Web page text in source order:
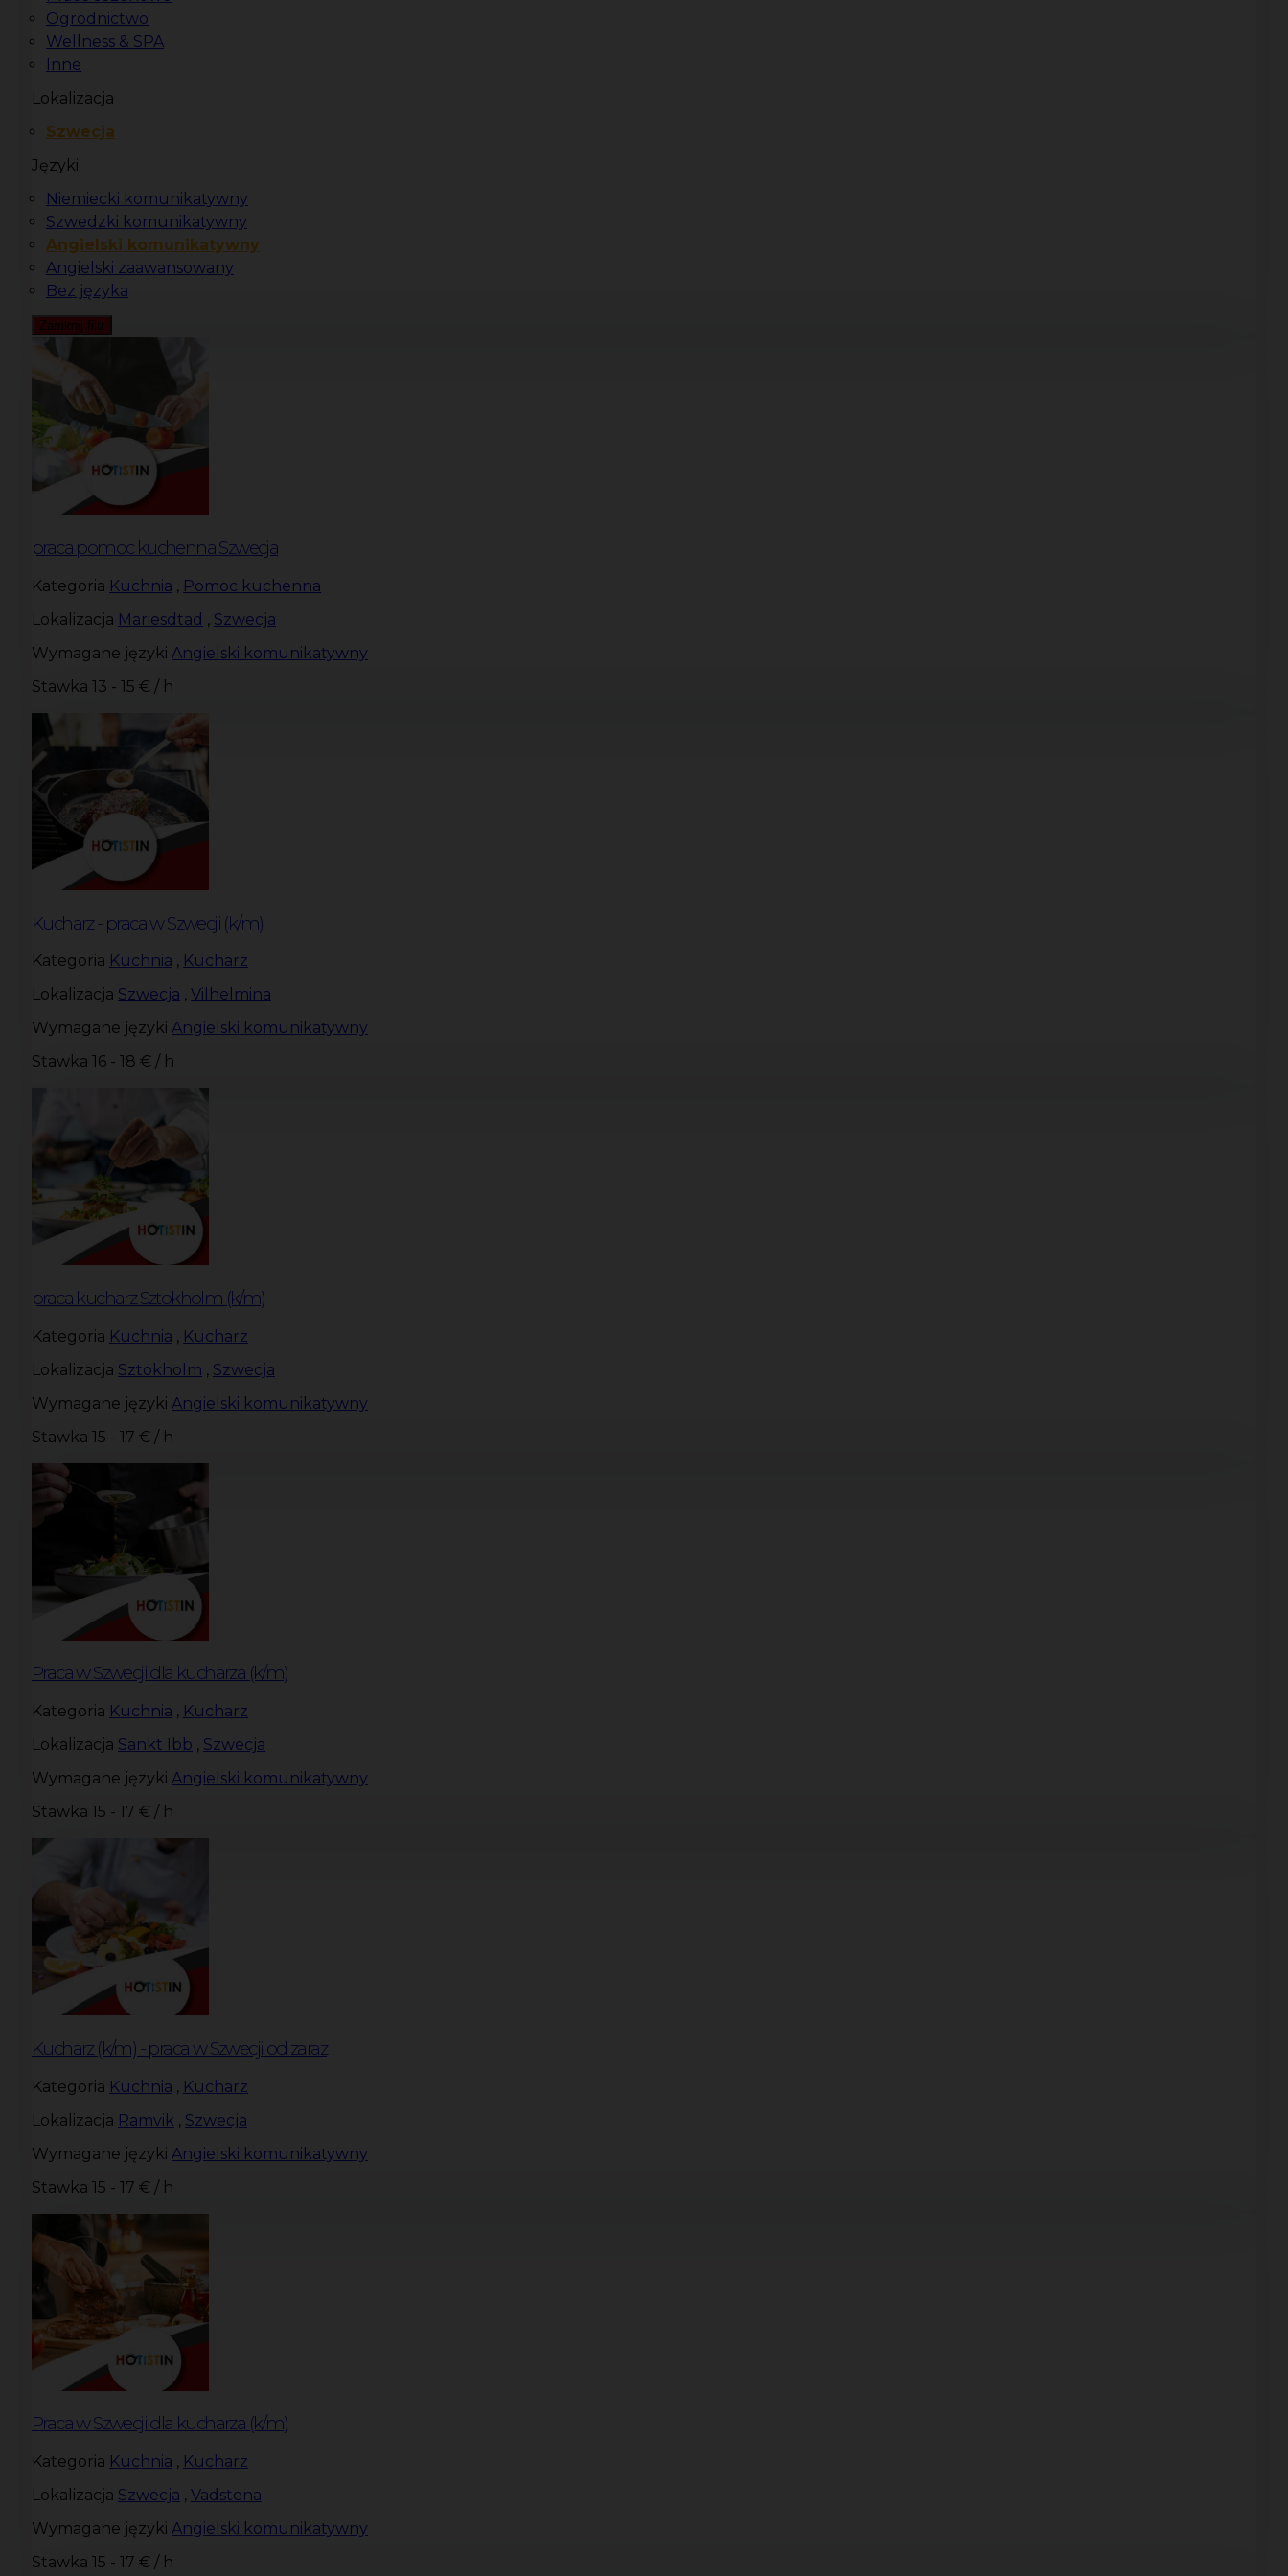
Ogrodnictwo
Wellness & SPA
Inne
Lokalizacja
Szwecja
Języki
Niemiecki komunikatywny
Szwedzki komunikatywny
Angielski komunikatywny
Angielski zaawansowany
Bez języka
Zamknij filtr
praca pomoc kuchenna Szwecja
Kategoria Kuchnia , Pomoc kuchenna
Lokalizacja Mariesdtad , Szwecja
Wymagane języki Angielski komunikatywny
Stawka 13 - 15 € / h
Kucharz - praca w Szwecji (k/m)
Kategoria Kuchnia , Kucharz
Lokalizacja Szwecja , Vilhelmina
Wymagane języki Angielski komunikatywny
Stawka 16 - 18 € / h
praca kucharz Sztokholm (k/m)
Kategoria Kuchnia , Kucharz
Lokalizacja Sztokholm , Szwecja
Wymagane języki Angielski komunikatywny
Stawka 15 - 17 € / h
Praca w Szwecji dla kucharza (k/m)
Kategoria Kuchnia , Kucharz
Lokalizacja Sankt Ibb , Szwecja
Wymagane języki Angielski komunikatywny
Stawka 15 - 17 € / h
Kucharz (k/m) - praca w Szwecji od zaraz
Kategoria Kuchnia , Kucharz
Lokalizacja Ramvik , Szwecja
Wymagane języki Angielski komunikatywny
Stawka 15 - 17 € / h
Praca w Szwecji dla kucharza (k/m)
Kategoria Kuchnia , Kucharz
Lokalizacja Szwecja , Vadstena
Wymagane języki Angielski komunikatywny
Stawka 15 - 17 € / h